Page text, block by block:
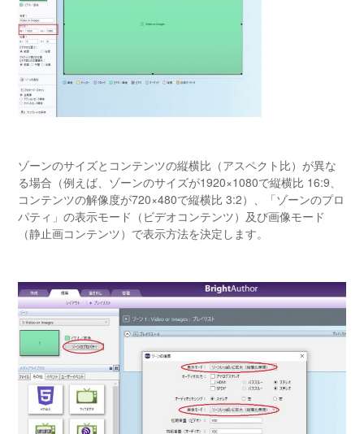
ゾーンのサイズとコンテンツの縦横比（アスペクト比）が異な
る場合（例えば、ゾーンのサイズが1920×1080で縦横比 16:9、
コンテンツの解像度が720×480で縦横比 3:2）
、「ゾーンのプロ
パティ」の表示モード（ビデオコンテンツ）及び画像モード
（静止画コンテンツ）で表示方法を決定します。